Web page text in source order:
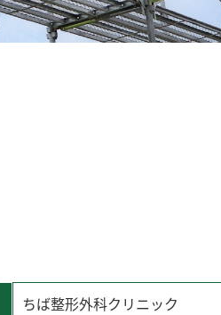
ちば整形外科クリニック